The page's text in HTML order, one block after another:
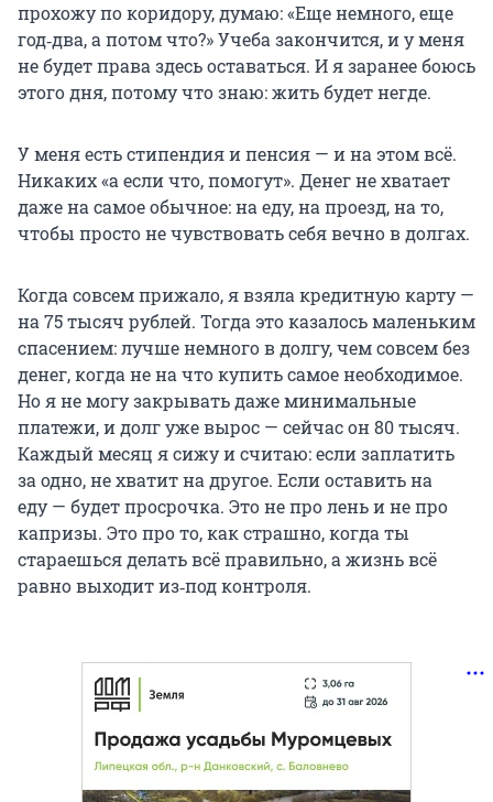
прохожу по коридору, думаю: «Еще немного, еще
год‑два, а потом что?» Учеба закончится, и у меня
не будет права здесь оставаться. И я заранее боюсь
этого дня, потому что знаю: жить будет негде.
У меня есть стипендия и пенсия — и на этом всё.
Никаких «а если что, помогут». Денег не хватает
даже на самое обычное: на еду, на проезд, на то,
чтобы просто не чувствовать себя вечно в долгах.
Когда совсем прижало, я взяла кредитную карту —
на 75 тысяч рублей. Тогда это казалось маленьким
спасением: лучше немного в долгу, чем совсем без
денег, когда не на что купить самое необходимое.
Но я не могу закрывать даже минимальные
платежи, и долг уже вырос — сейчас он 80 тысяч.
Каждый месяц я сижу и считаю: если заплатить
за одно, не хватит на другое. Если оставить на
еду — будет просрочка. Это не про лень и не про
капризы. Это про то, как страшно, когда ты
стараешься делать всё правильно, а жизнь всё
равно выходит из‑под контроля.